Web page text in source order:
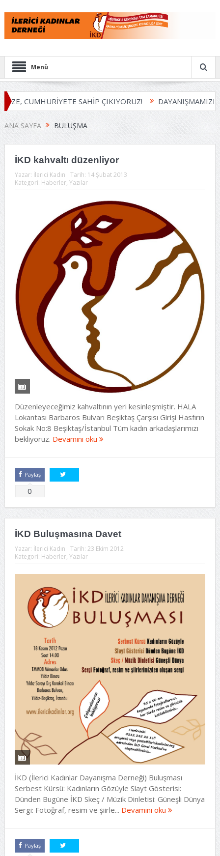
Menü
CUMHURİYETE SAHİP ÇIKIYORUZ! DAYANIŞMAMIZI
ANA SAYFA BULUŞMA
İKD kahvaltı düzenliyor
Yazar: İlerici Kadın Tarih: 14 Şubat 2013
Kategori: Haberler, Yazılar
Düzenleyeceğimiz kahvaltının yeri kesinleşmiştir. HALA
Lokantası Barbaros Bulvarı Beşiktaş Çarşısı Girişi Hasfırın
Sokak No:8 Beşiktaş/İstanbul Tüm kadın arkadaşlarımızı
bekliyoruz. Devamını oku
Paylaş
0
İKD Buluşmasına Davet
Yazar: İlerici Kadın Tarih: 23 Ekim 2012
Kategori: Haberler, Yazılar
İKD (İlerici Kadınlar Dayanışma Derneği) Buluşması
Serbest Kürsü: Kadınların Gözüyle Slayt Gösterisi:
Dünden Bugüne İKD Skeç / Müzik Dinletisi: Güneşli Dünya
Sergi: Fotoğraf, resim ve şiirle... Devamını oku
Paylaş